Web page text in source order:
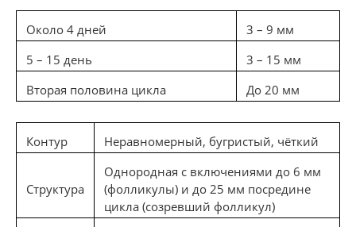
Около 4 дней
3 – 9 мм
5 – 15 день
3 – 15 мм
Вторая половина цикла
До 20 мм
Контур Неравномерный, бугристый, чёткий
Структура
Однородная с включениями до 6 мм
(фолликулы) и до 25 мм посредине
цикла (созревший фолликул)